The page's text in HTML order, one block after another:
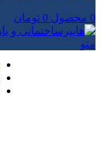
0 محصول 0 تومان
منو